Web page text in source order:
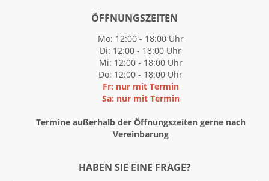
ÖFFNUNGSZEITEN
Mo: 12:00 - 18:00 Uhr
Di: 12:00 - 18:00 Uhr
Mi: 12:00 - 18:00 Uhr
Do: 12:00 - 18:00 Uhr
Fr: nur mit Termin
Sa: nur mit Termin
Termine außerhalb der Öffnungszeiten gerne nach
Vereinbarung
HABEN SIE EINE FRAGE?